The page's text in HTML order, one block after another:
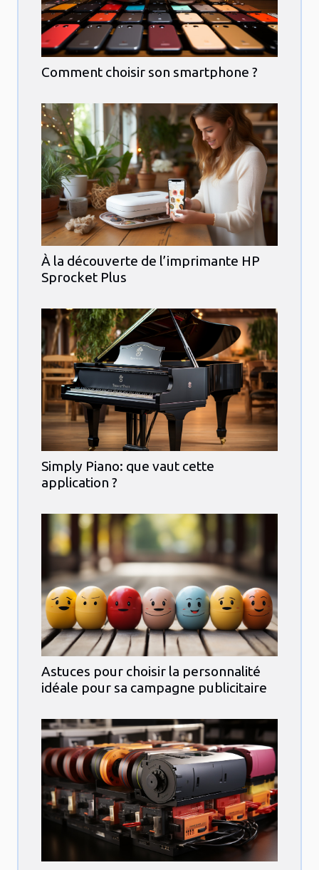
Comment choisir son smartphone ?
À la découverte de l’imprimante HP
Sprocket Plus
Simply Piano: que vaut cette
application ?
Astuces pour choisir la personnalité
idéale pour sa campagne publicitaire